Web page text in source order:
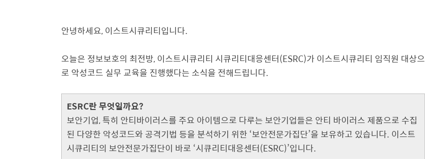
안녕하세요, 이스트시큐리티입니다.
오늘은 정보보호의 최전방, 이스트시큐리티 시큐리티대응센터(ESRC)가 이스트시큐리티 임직원 대상으
로 악성코드 실무 교육을 진행했다는 소식을 전해드립니다.
ESRC란 무엇일까요?
보안기업, 특히 안티바이러스를 주요 아이템으로 다루는 보안기업들은 안티 바이러스 제품으로 수집
된 다양한 악성코드와 공격기법 등을 분석하기 위한 ‘보안전문가집단’을 보유하고 있습니다. 이스트
시큐리티의 보안전문가집단이 바로 ‘시큐리티대응센터(ESRC)’입니다.